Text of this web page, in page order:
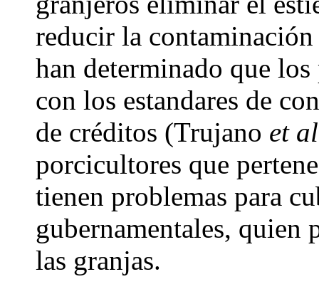
reducir la
han determinado que
con los estandares de
de créditos (Trujano et al
porcicultores que
tienen problemas para
gubernamentales, quien
las granjas.